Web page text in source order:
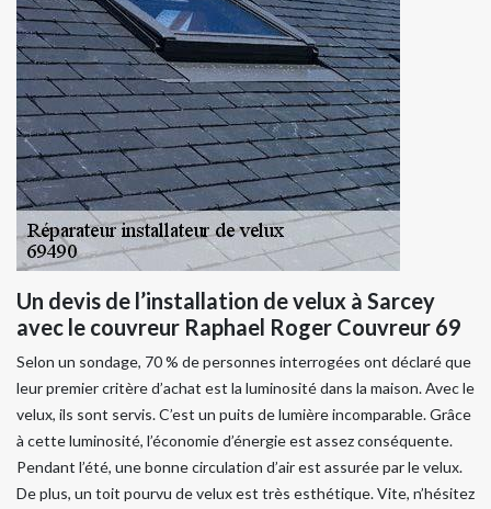
Un devis de l’installation de velux à Sarcey
avec le couvreur Raphael Roger Couvreur 69
Selon un sondage, 70 % de personnes interrogées ont déclaré que
leur premier critère d’achat est la luminosité dans la maison. Avec le
velux, ils sont servis. C’est un puits de lumière incomparable. Grâce
à cette luminosité, l’économie d’énergie est assez conséquente.
Pendant l’été, une bonne circulation d’air est assurée par le velux.
De plus, un toit pourvu de velux est très esthétique. Vite, n’hésitez